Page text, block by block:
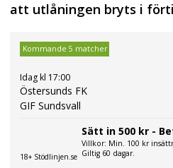
att utlåningen bryts i
Kommande 5 matcher
Idag kl 17:00
Östersunds FK
GIF Sundsvall
18+ Stödlinjen.se
Sätt in 500 kr -
Villkor: Min. 100 kr
Giltig 60 dagar.